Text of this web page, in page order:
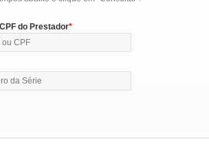
do Prestador